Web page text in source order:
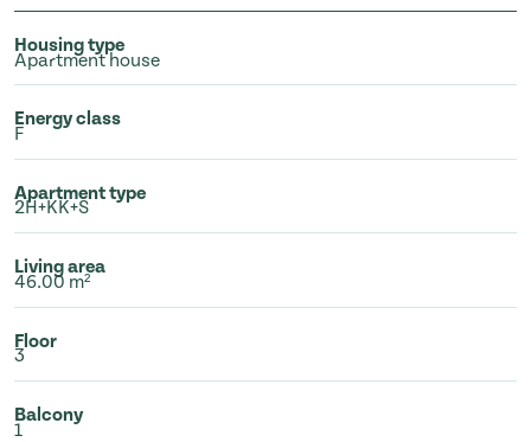
Housing type
Apartment house
Energy class
F
Apartment type
2H+KK+S
Living area
46.00 m²
Floor
3
Balcony
1